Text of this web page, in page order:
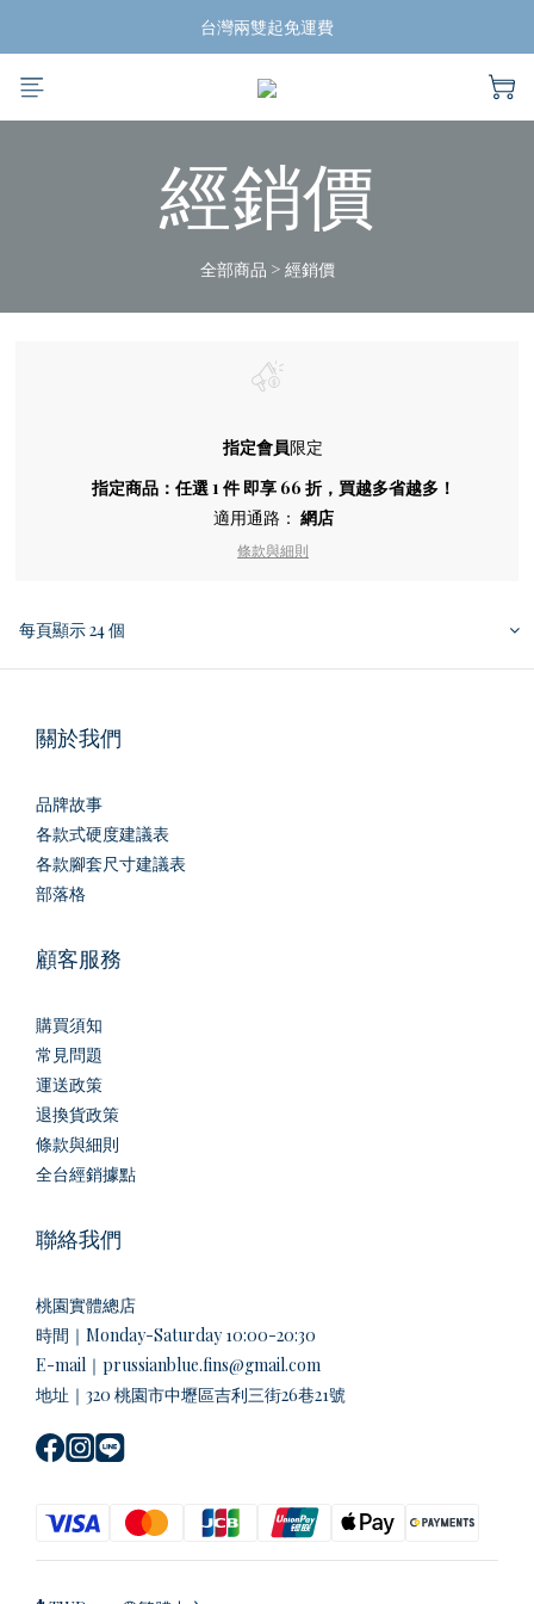
揪團買蛙鞋，折扣帶回家
台灣兩雙起免運費
揪團買蛙鞋，折扣帶回家
經銷價
全部商品 > 經銷價
指定會員限定
指定商品：任選 1 件 即享 66 折，買越多省越多！
適用通路： 網店
條款與細則
每頁顯示 24 個
關於我們
品牌故事
各款式硬度建議表
各款腳套尺寸建議表
部落格
顧客服務
購買須知
常見問題
運送政策
退換貨政策
條款與細則
全台經銷據點
聯絡我們
桃園實體總店
時間｜Monday-Saturday 10:00-20:30
E-mail｜prussianblue.fins@gmail.com
地址｜320 桃園市中壢區吉利三街26巷21號